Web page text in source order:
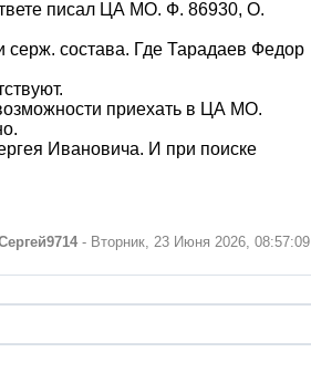
писал ЦА МО. Ф. 86930, О.
серж. состава. Где Тарадаев Федор
приехать в ЦА МО.
Ивановича. И при поиске
- Вторник, 23 Июня 2026, 08:57:09